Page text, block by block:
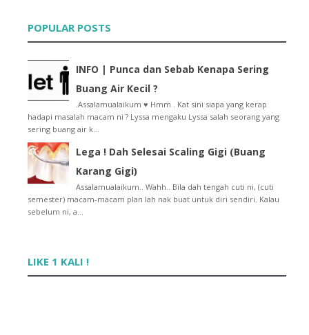
TAP by Seeties - Find sponsorships & get invited t...
►March(7)
►February
►January
►2014
(15)
►2012 (430)
2011
►2010(52)
POPULAR POSTS
INFO | Punca dan Sebab Kenapa Sering
Buang Air Kecil ?
.Assalamualaikum ♥ Hmm . Kat sini siapa yang kerap
hadapi masalah macam ni ? Lyssa mengaku Lyssa salah seorang yang
sering buang air k...
Lega ! Dah Selesai Scaling Gigi (Buang
Karang Gigi)
Assalamualaikum.. Wahh.. Bila dah tengah cuti ni, (cuti
semester) macam-macam plan lah nak buat untuk diri sendiri. Kalau
sebelum ni, a...
LIKE 1 KALI !